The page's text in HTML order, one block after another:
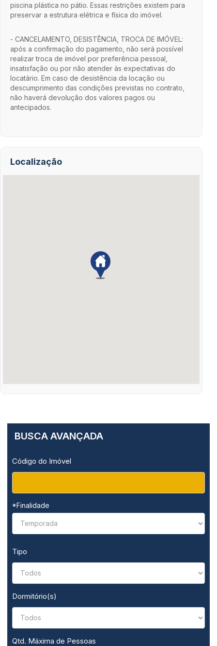
piscina plástica no pátio. Essas restrições existem para
preservar a estrutura elétrica e física do imóvel.
- CANCELAMENTO, DESISTÊNCIA, TROCA DE IMÓVEL:
após a confirmação do pagamento, não será possível
realizar troca de imóvel por preferência pessoal,
insatisfação ou por não atender às expectativas do
locatário. Em caso de desistência da locação ou
descumprimento das condições previstas no contrato,
não haverá devolução dos valores pagos ou
antecipados.
Localização
BUSCA AVANÇADA
Código do Imóvel
*Finalidade
Tipo
Dormitório(s)
Qtd. Máxima de Pessoas